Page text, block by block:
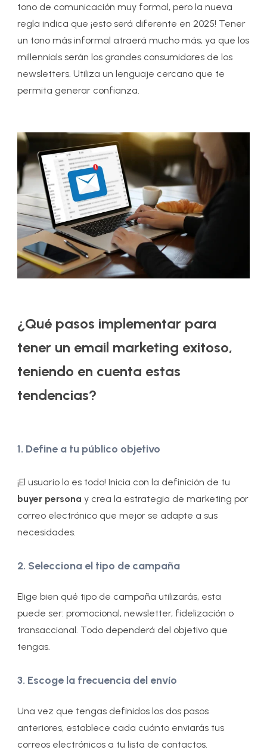
tono de comunicación muy formal, pero la nueva
regla indica que ¡esto será diferente en 2025! Tener
un tono más informal atraerá mucho más, ya que los
millennials serán los grandes consumidores de los
newsletters. Utiliza un lenguaje cercano que te
permita generar confianza.
¿Qué pasos implementar para
tener un email marketing exitoso,
teniendo en cuenta estas
tendencias?
1. Define a tu público objetivo
¡El usuario lo es todo! Inicia con la definición de tu
buyer persona y crea la estrategia de marketing por
correo electrónico que mejor se adapte a sus
necesidades.
2. Selecciona el tipo de campaña
Elige bien qué tipo de campaña utilizarás, esta
puede ser: promocional, newsletter, fidelización o
transaccional. Todo dependerá del objetivo que
tengas.
3. Escoge la frecuencia del envío
Una vez que tengas definidos los dos pasos
anteriores, establece cada cuánto enviarás tus
correos electrónicos a tu lista de contactos.